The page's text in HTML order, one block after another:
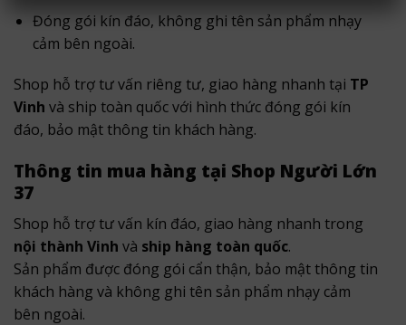
Đóng gói kín đáo, không ghi tên sản phẩm nhạy
cảm bên ngoài.
Shop hỗ trợ tư vấn riêng tư, giao hàng nhanh tại TP
Vinh và ship toàn quốc với hình thức đóng gói kín
đáo, bảo mật thông tin khách hàng.
Thông tin mua hàng tại Shop Người Lớn
37
Shop hỗ trợ tư vấn kín đáo, giao hàng nhanh trong
nội thành Vinh và ship hàng toàn quốc.
Sản phẩm được đóng gói cẩn thận, bảo mật thông tin
khách hàng và không ghi tên sản phẩm nhạy cảm
bên ngoài.